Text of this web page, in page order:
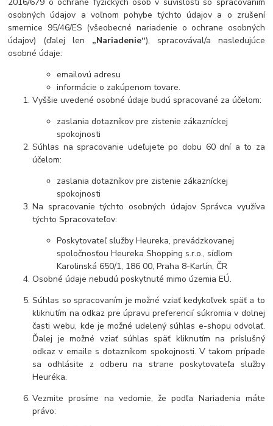
2016/679 o ochrane fyzických osôb v súvislosti so spracovaním
osobných údajov a voľnom pohybe týchto údajov a o zrušení
smernice 95/46/ES (všeobecné nariadenie o ochrane osobných
údajov) (ďalej len „Nariadenie“), spracovával/a nasledujúce
osobné údaje:
emailovú adresu
informácie o zakúpenom tovare.
Vyššie uvedené osobné údaje budú spracované za účelom:
zaslania dotazníkov pre zistenie zákazníckej
spokojnosti
Súhlas na spracovanie udeľujete po dobu 60 dní a to za
účelom:
zaslania dotazníkov pre zistenie zákazníckej
spokojnosti
Na spracovanie týchto osobných údajov Správca využíva
týchto Spracovateľov:
Poskytovateľ služby Heureka, prevádzkovanej
spoločnosťou Heureka Shopping s.r.o., sídlom
Karolinská 650/1, 186 00, Praha 8-Karlín, ČR
Osobné údaje nebudú poskytnuté mimo územia EÚ.
Súhlas so spracovaním je možné vziať kedykoľvek späť a to
kliknutím na odkaz pre úpravu preferencií súkromia v dolnej
časti webu, kde je možné udelený súhlas e-shopu odvolať.
Ďalej je možné vziať súhlas späť kliknutím na príslušný
odkaz v emaile s dotazníkom spokojnosti. V takom prípade
sa odhlásite z odberu na strane poskytovateľa služby
Heuréka.
Vezmite prosíme na vedomie, že podľa Nariadenia máte
právo: